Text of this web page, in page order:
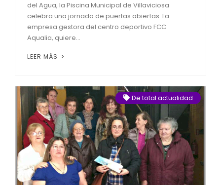
del Agua, la Piscina Municipal de Villaviciosa
celebra una jornada de puertas abiertas. La
empresa gestora del centro deportivo FCC
Aqualia, quiere...
LEER MÁS
De total actualidad